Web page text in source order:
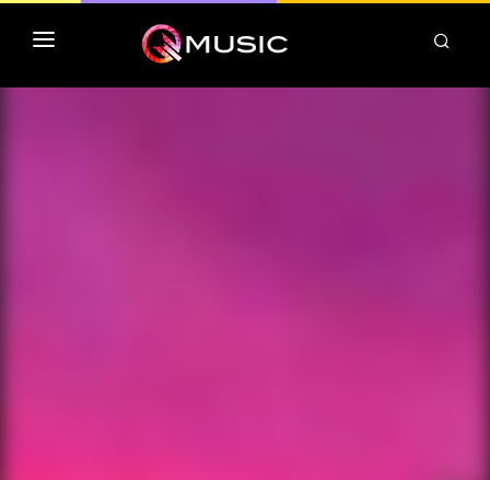
TOP MP3 ITUNES